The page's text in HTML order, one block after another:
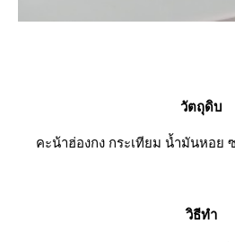
วัตถุดิบ
คะน้าฮ่องกง กระเทียม น้ำมันหอย
วิธีทำ